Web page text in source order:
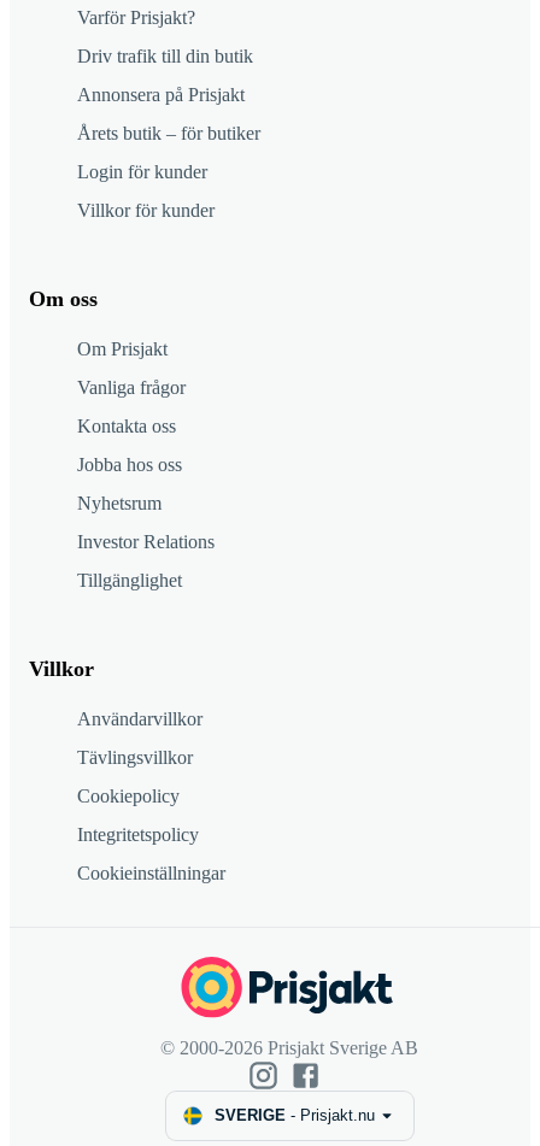
Varför Prisjakt?
Driv trafik till din butik
Annonsera på Prisjakt
Årets butik – för butiker
Login för kunder
Villkor för kunder
Om oss
Om Prisjakt
Vanliga frågor
Kontakta oss
Jobba hos oss
Nyhetsrum
Investor Relations
Tillgänglighet
Villkor
Användarvillkor
Tävlingsvillkor
Cookiepolicy
Integritetspolicy
Cookieinställningar
© 2000-2026 Prisjakt Sverige AB
SVERIGE- Prisjakt.nu